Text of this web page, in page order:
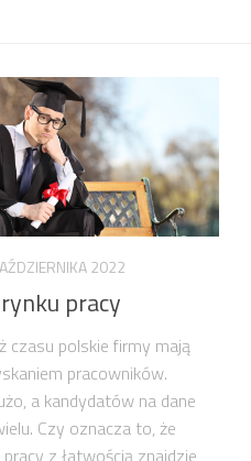
2022
pracy
czasu polskie firmy mają
pracowników.
a kandydatów na dane
Czy oznacza to, że
z łatwością znajdzie